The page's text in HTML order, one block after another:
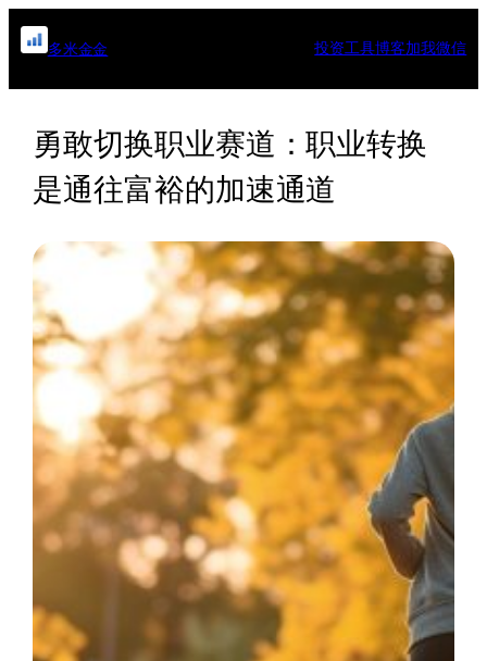
跳
至
多米金金 投资工具博客加我微信
勇敢切换职业赛道：职业转换
是通往富裕的加速通道